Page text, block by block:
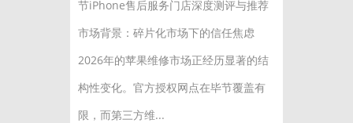
节iPhone售后服务门店深度测评与推荐
市场背景：碎片化市场下的信任焦虑
2026年的苹果维修市场正经历显著的结
构性变化。官方授权网点在毕节覆盖有
限，而第三方维...